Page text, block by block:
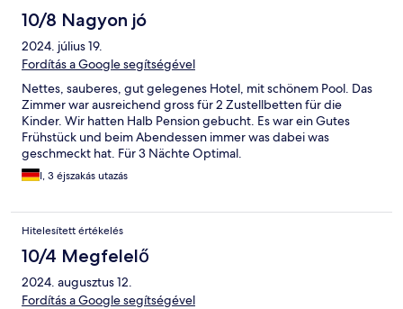
10/8 Nagyon jó
2024. július 19.
Fordítás a Google segítségével
Nettes, sauberes, gut gelegenes Hotel, mit schönem Pool. Das
Zimmer war ausreichend gross für 2 Zustellbetten für die
Kinder. Wir hatten Halb Pension gebucht. Es war ein Gutes
Frühstück und beim Abendessen immer was dabei was
geschmeckt hat. Für 3 Nächte Optimal.
I, 3 éjszakás utazás
Hitelesített értékelés
10/4 Megfelelő
2024. augusztus 12.
Fordítás a Google segítségével